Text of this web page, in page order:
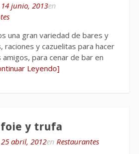
14 junio, 2013en
una gran variedad de bares y
raciones y cazuelitas para hacer
para cenar de bar en
Leyendo]
foie y trufa
25 abril, 2012en Restaurantes